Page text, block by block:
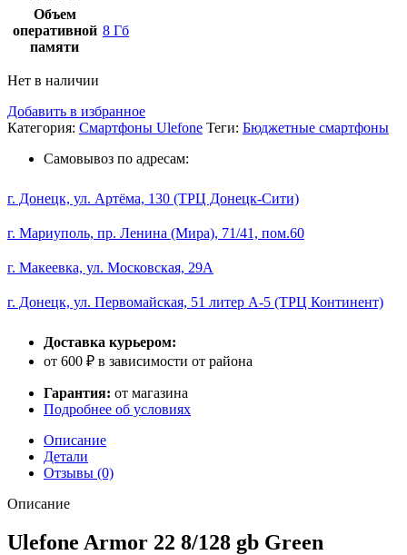
Объем
оперативной
памяти
8 Гб
Нет в наличии
Добавить в избранное
Категория: Смартфоны Ulefone Теги: Бюджетные смартфоны
Самовывоз по адресам:
г. Донецк, ул. Артёма, 130 (ТРЦ Донецк-Сити)
г. Мариуполь, пр. Ленина (Мира), 71/41, пом.60
г. Макеевка, ул. Московская, 29А
г. Донецк, ул. Первомайская, 51 литер А-5 (ТРЦ Континент)
Доставка курьером:
от 600 ₽ в зависимости от района
Гарантия: от магазина
Подробнее об условиях
Описание
Детали
Отзывы (0)
Описание
Ulefone Armor 22 8/128 gb Green